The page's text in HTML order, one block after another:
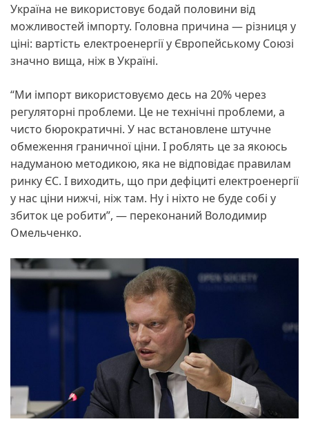
Україна не використовує бодай половини від
можливостей імпорту. Головна причина — різниця у
ціні: вартість електроенергії у Європейському Союзі
значно вища, ніж в Україні.
“Ми імпорт використовуємо десь на 20% через
регуляторні проблеми. Це не технічні проблеми, а
чисто бюрократичні. У нас встановлене штучне
обмеження граничної ціни. І роблять це за якоюсь
надуманою методикою, яка не відповідає правилам
ринку ЄС. І виходить, що при дефіциті електроенергії
у нас ціни нижчі, ніж там. Ну і ніхто не буде собі у
збиток це робити”, — переконаний Володимир
Омельченко.